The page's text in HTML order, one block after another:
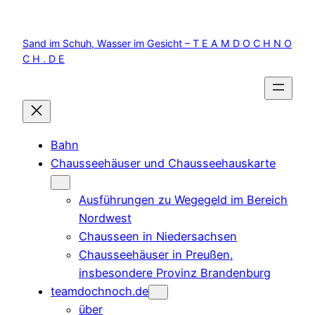
springen
Sand im Schuh, Wasser im Gesicht – T E A M D O C H N O
C H . D E
Bahn
Chausseehäuser und Chausseehauskarte
Ausführungen zu Wegegeld im Bereich
Nordwest
Chausseen in Niedersachsen
Chausseehäuser in Preußen,
insbesondere Provinz Brandenburg
teamdochnoch.de
über